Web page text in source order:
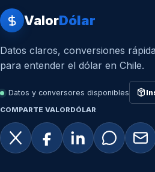
ValorDólar
Datos claros, conversiones
para entender el dólar en Chile.
Datos y conversores disponibles
COMPARTE VALORDÓLAR